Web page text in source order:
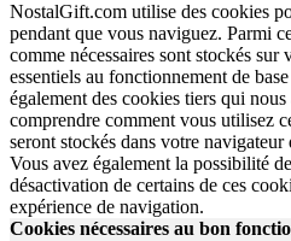
NostalGift.com utilise des cookies
pendant que vous naviguez. Parmi
comme nécessaires sont stockés
essentiels au fonctionnement de
également des cookies tiers qui nous
comprendre comment vous utilisez
seront stockés dans votre
Vous avez également la possibilité
désactivation de certains de ces
expérience de navigation.
Cookies nécessaires au bon